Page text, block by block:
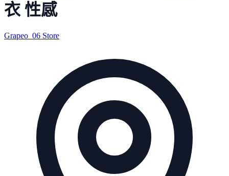
衣 性感
Grapeo_06 Store